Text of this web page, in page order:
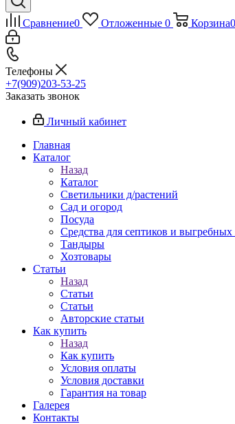
Сравнение0 Отложенные 0 Корзина0
Телефоны
+7(909)203-53-25
Заказать звонок
Личный кабинет
Главная
Каталог
Назад
Каталог
Светильники д/растений
Сад и огород
Посуда
Средства для септиков и выгребных
Тандыры
Хозтовары
Статьи
Назад
Статьи
Статьи
Авторские статьи
Как купить
Назад
Как купить
Условия оплаты
Условия доставки
Гарантия на товар
Галерея
Контакты